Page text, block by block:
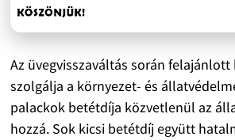
Az üvegvisszaváltás során
szolgálja a környezet- és
palackok betétdíja közvetlenül az
hozzá. Sok kicsi betétdíj együtt